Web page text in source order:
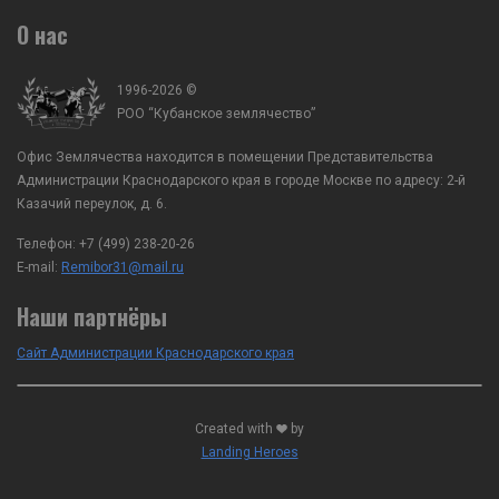
О нас
1996-2026 ©
РОО “Кубанское землячество”
Офис Землячества находится в помещении Представительства
Администрации Краснодарского края в городе Москве по адресу: 2-й
Казачий переулок, д. 6.
Телефон: +7 (499) 238-20-26
E-mail: Remibor31@mail.ru
Наши партнёры
Сайт Администрации Краснодарского края
Created with
by
Landing Heroes